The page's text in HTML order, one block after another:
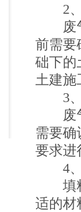
2、
废气
前需要
础下的
土建
3、
废气
需要
要求进
4、
填料
适的材